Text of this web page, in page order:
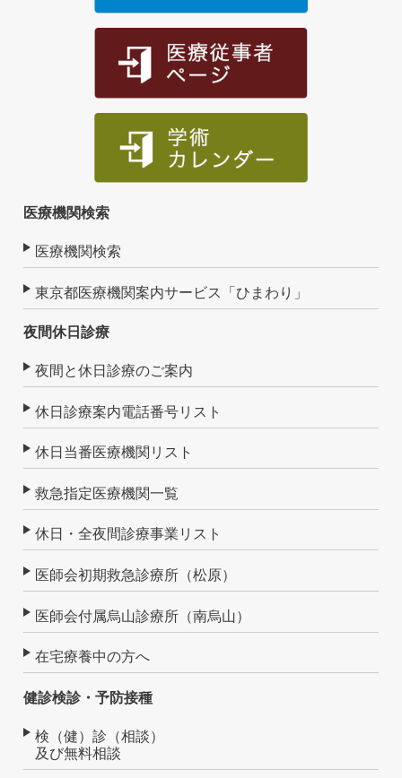
医療機関検索
医療機関検索
東京都医療機関案内サービス「ひまわり」
夜間休日診療
夜間と休日診療のご案内
休日診療案内電話番号リスト
休日当番医療機関リスト
救急指定医療機関一覧
休日・全夜間診療事業リスト
医師会初期救急診療所（松原）
医師会付属烏山診療所（南烏山）
在宅療養中の方へ
健診検診・予防接種
検（健）診（相談）
及び無料相談